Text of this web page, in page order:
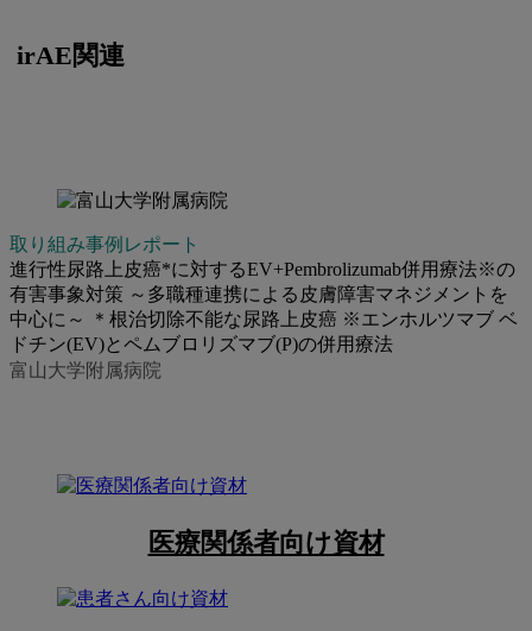
irAE関連
取り組み事例レポート
進行性尿路上皮癌*に対するEV+Pembrolizumab併用療法※の
有害事象対策 ～多職種連携による皮膚障害マネジメントを
中心に～ ＊根治切除不能な尿路上皮癌 ※エンホルツマブ ベ
ドチン(EV)とペムブロリズマブ(P)の併用療法
富山大学附属病院
医療関係者向け資材